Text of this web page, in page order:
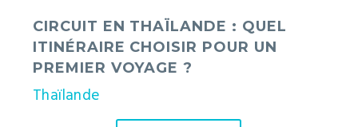
CIRCUIT EN THAÏLANDE : QUEL
ITINÉRAIRE CHOISIR POUR UN
PREMIER VOYAGE ?
Thaïlande